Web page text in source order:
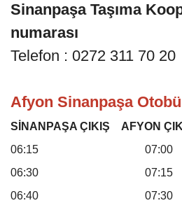
Sinanpaşa Taşıma
numarası
Telefon : 0272 311 70 20
Afyon Sinanpaşa
SİNANPAŞA ÇIKIŞ
AFYON
06:15
06:30
06:40